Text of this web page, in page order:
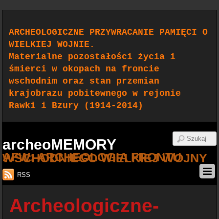
ARCHEOLOGICZNE PRZYWRACANIE PAMIĘCI O
WIELKIEJ WOJNIE.
Materialne pozostałości życia i
śmierci w okopach na froncie
wschodnim oraz stan przemian
krajobrazu pobitewnego w rejonie
Rawki i Bzury (1914-2014)
archeoMEMORY
AFW: ARCHEOLOGIA FRONTU WSCHODNIEGO WIELKIEJ WOJNY
RSS
Archeologiczne-